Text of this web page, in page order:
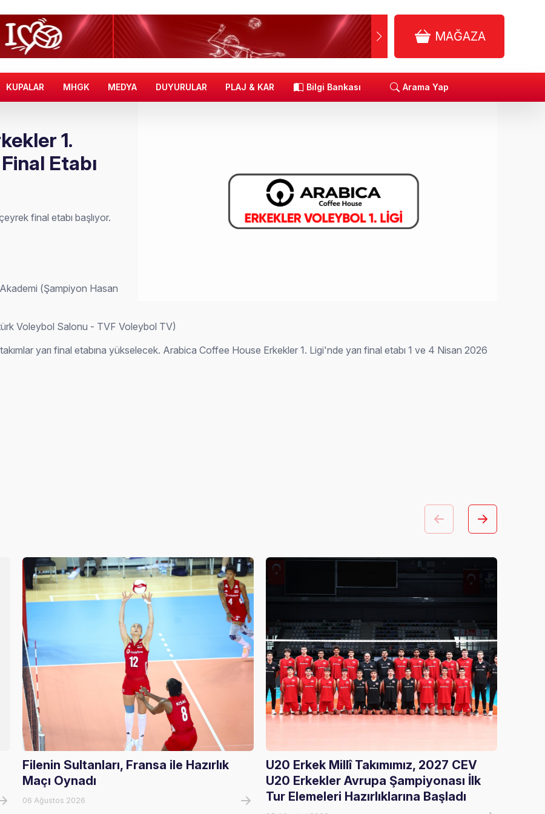
MAĞAZA
KUPALAR MHGK MEDYA DUYURULAR PLAJ & KAR Bilgi Bankası Arama Yap
1.
Etabı
final etabı başlıyor.
(Şampiyon Hasan
Voleybol Salonu - TVF Voleybol TV)
yarı final etabına yükselecek. Arabica Coffee House Erkekler 1. Ligi'nde yarı final etabı 1 ve 4 Nisan 2026
Filenin Sultanları, Fransa ile Hazırlık
Maçı Oynadı
06 Ağustos 2026
U20 Erkek Millî Takımımız, 2027 CEV
U20 Erkekler Avrupa Şampiyonası İlk
Tur Elemeleri Hazırlıklarına Başladı